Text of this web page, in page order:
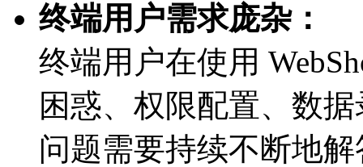
终端用户需求庞杂：
终端用户在使用
困惑、权限配置、
问题需要持续不断地解